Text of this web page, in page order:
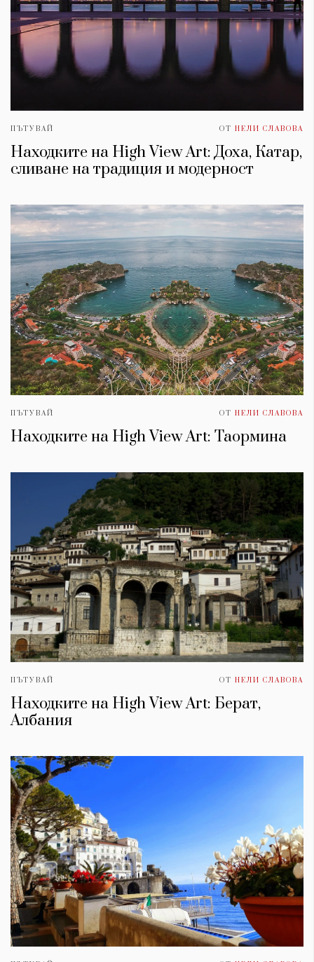
ПЪТУВАЙ ОТ НЕЛИ СЛАВОВА
Находките на High View Art: Доха, Катар,
сливане на традиция и модерност
ПЪТУВАЙ ОТ НЕЛИ СЛАВОВА
Находките на High View Art: Таормина
ПЪТУВАЙ ОТ НЕЛИ СЛАВОВА
Находките на High View Art: Берат,
Албания